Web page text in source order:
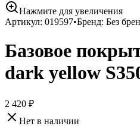
Нажмите для увеличения
Артикул: 019597•Бренд: Без
Базовое
dark yellow
2 420 ₽
Нет в наличии